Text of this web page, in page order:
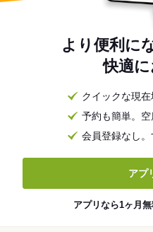
より便利に
快適
クイックな現
予約も簡単。
会員登録なし
アプ
アプリなら1ヶ月